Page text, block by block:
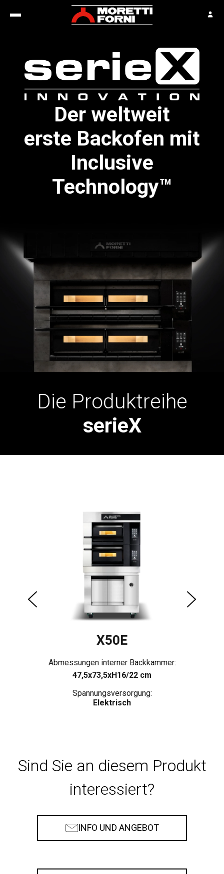
Der weltweit
erste Backofen mit
Inclusive
Technology™
Die Produktreihe
serieX
X50E
Abmessungen interner Backkammer:
47,5x73,5xH16/22 cm
Spannungsversorgung:
Elektrisch
Sind Sie an diesem Produkt
interessiert?
INFO UND ANGEBOT